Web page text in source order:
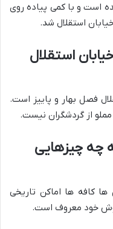
است و با کمی پیاده روی
استقلال شد.
استقلال
فصل بهار و پاییز است.
از گردشگران نیست.
چه چیزهایی
ها کافه ها اماکن تاریخی
خود معروف است.